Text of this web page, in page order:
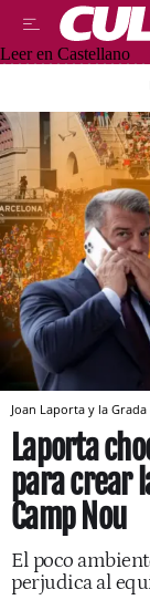
Leer en Castellano
Joan Laporta y la
Laporta
para crear
Camp Nou
El poco
perjudica al